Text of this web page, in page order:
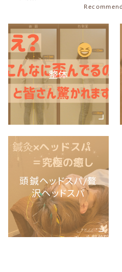
整体
頭鍼ヘッドスパ/贅
沢ヘッドスパ